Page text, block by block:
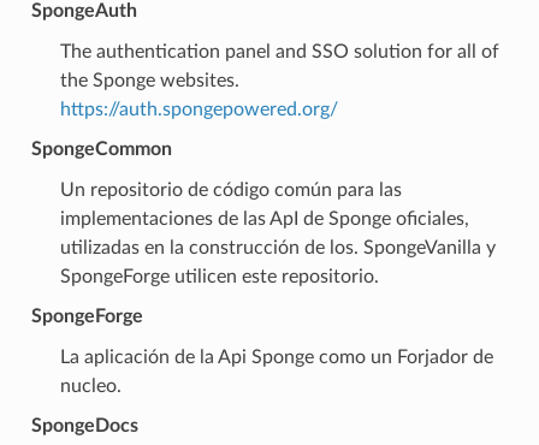
SpongeAuth
The authentication panel and SSO solution for all of
the Sponge websites.
https://auth.spongepowered.org/
SpongeCommon
Un repositorio de código común para las
implementaciones de las ApI de Sponge oficiales,
utilizadas en la construcción de los. SpongeVanilla y
SpongeForge utilicen este repositorio.
SpongeForge
La aplicación de la Api Sponge como un Forjador de
nucleo.
SpongeDocs